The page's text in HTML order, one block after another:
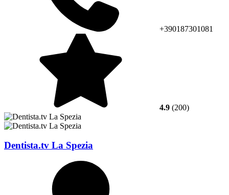
+390187301081
4.9 (200)
Dentista.tv La Spezia